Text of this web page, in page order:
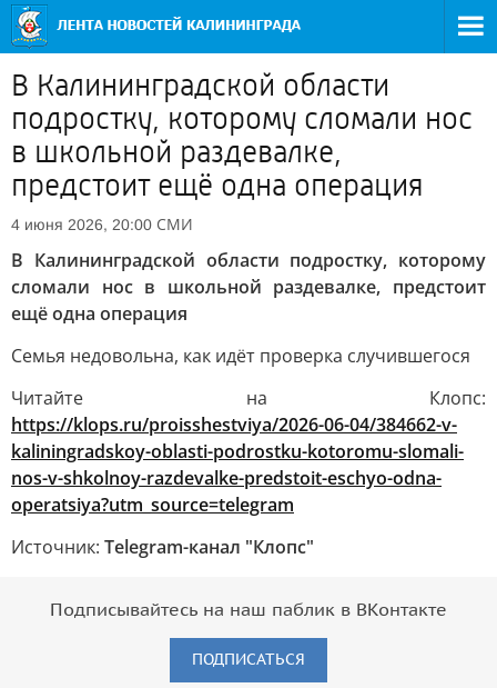
В Калининградской области
подростку, которому сломали нос
в школьной раздевалке,
предстоит ещё одна операция
4 июня 2026, 20:00 СМИ
В Калининградской области подростку, которому
сломали нос в школьной раздевалке, предстоит
ещё одна операция
Семья недовольна, как идёт проверка случившегося
Читайте на Клопс:
https://klops.ru/proisshestviya/2026-06-04/384662-v-
kaliningradskoy-oblasti-podrostku-kotoromu-slomali-
nos-v-shkolnoy-razdevalke-predstoit-eschyo-odna-
operatsiya?utm_source=telegram
Источник: Telegram-канал "Клопс"
Подписывайтесь на наш паблик в ВКонтакте
ПОДПИСАТЬСЯ